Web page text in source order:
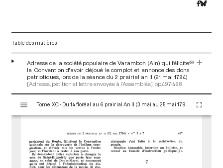
Table des matières
Adresse de la société populaire de Varambon (Ain) qui félicite
la Convention d'avoir déjoué le complot et annonce des dons
patriotiques, lors de la séance du 2 prairial an II (21 mai 1794)
[Adresse, pétition et lettre envoyée à l’Assemblée] pp.497-498
s